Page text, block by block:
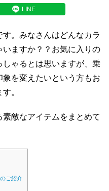
LINE
。みなさんはどんなカラ
ますか？？お気に入りの
ゃるとは思いますが、乗
を変えたいという方もお
。
敵なアイテムをまとめて
ご紹介